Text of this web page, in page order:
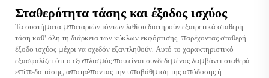
Σταθερότητα τάσης και έξοδος ισχύος
Τα συστήματα μπαταριών ιόντων λιθίου διατηρούν εξαιρετικά σταθερή
τάση καθ' όλη τη διάρκεια των κύκλων εκφόρτισης, παρέχοντας σταθερή
έξοδο ισχύος μέχρι να σχεδόν εξαντληθούν. Αυτό το χαρακτηριστικό
εξασφαλίζει ότι ο εξοπλισμός που είναι συνδεδεμένος λαμβάνει σταθερά
επίπεδα τάσης, αποτρέποντας την υποβάθμιση της απόδοσης ή